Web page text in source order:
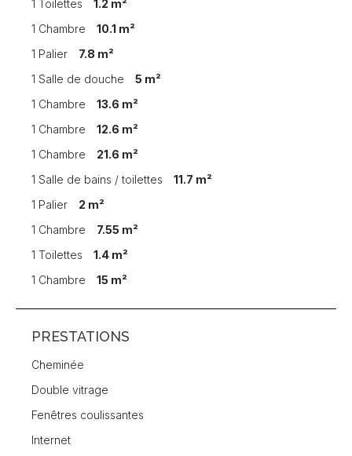
1 Toilettes
1.2 m²
1 Chambre
10.1 m²
1 Palier
7.8 m²
1 Salle de douche
5 m²
1 Chambre
13.6 m²
1 Chambre
12.6 m²
1 Chambre
21.6 m²
1 Salle de bains / toilettes
11.7 m²
1 Palier
2 m²
1 Chambre
7.55 m²
1 Toilettes
1.4 m²
1 Chambre
15 m²
PRESTATIONS
Cheminée
Double vitrage
Fenêtres coulissantes
Internet